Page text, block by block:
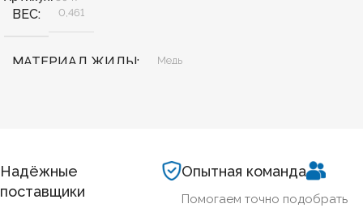
ВЕС 0,461
МАТЕРИАЛ ЖИЛЫ Медь
Надёжные
поставщики
Опытная команда
Помогаем точно подобрать